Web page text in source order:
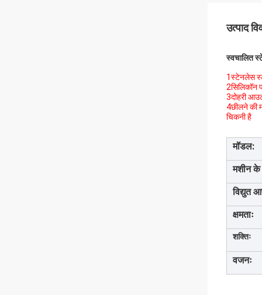
उत्पाद
स्वचालित
1स्टेनलेस
2सिलिकॉन
3दोहरी
4छीलने की
चिकनी है
मॉडल:
मशीन
विद्युत
क्षमताः
शक्तिः
वजनः